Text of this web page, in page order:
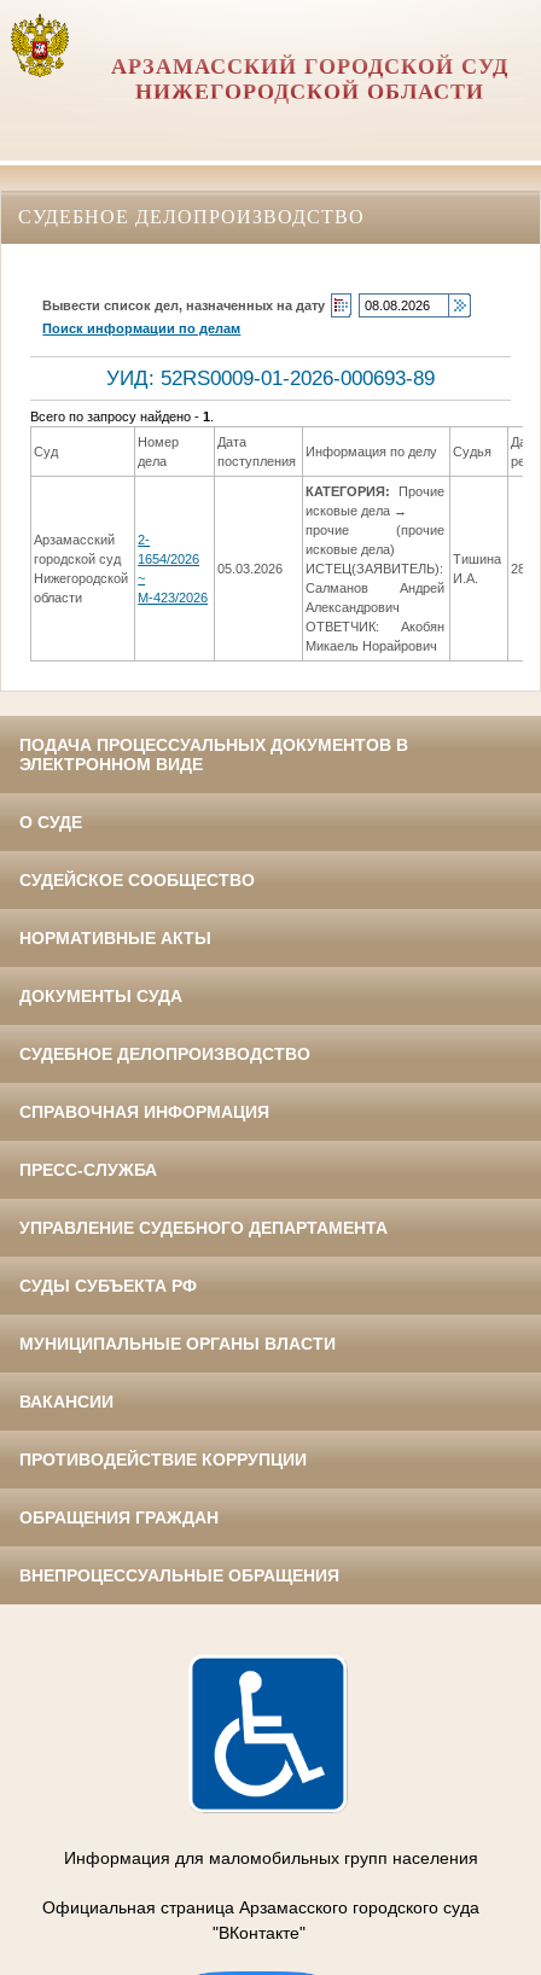
АРЗАМАССКИЙ ГОРОДСКОЙ СУД
НИЖЕГОРОДСКОЙ ОБЛАСТИ
СУДЕБНОЕ ДЕЛОПРОИЗВОДСТВО
Вывести список дел, назначенных на дату
Поиск информации по делам
УИД: 52RS0009-01-2026-000693-89
Всего по запросу найдено -1
Суд
Номер
дела
Дата
поступления
Информация по делу Судья
Дата
Арзамасский
городской суд
Нижегородской
области
2-
1654/2026
~
М-423/2026
05.03.2026
КАТЕГОРИЯ:
Прочие
исковые дела →
прочие (прочие
исковые дела)
ИСТЕЦ(ЗАЯВИТЕЛЬ):
Салманов Андрей
Александрович
ОТВЕТЧИК: Акобян
Микаель Норайрович
Тишина
И.А.
ПОДАЧА ПРОЦЕССУАЛЬНЫХ ДОКУМЕНТОВ В
ЭЛЕКТРОННОМ ВИДЕ
О СУДЕ
СУДЕЙСКОЕ СООБЩЕСТВО
НОРМАТИВНЫЕ АКТЫ
ДОКУМЕНТЫ СУДА
СУДЕБНОЕ ДЕЛОПРОИЗВОДСТВО
СПРАВОЧНАЯ ИНФОРМАЦИЯ
ПРЕСС-СЛУЖБА
УПРАВЛЕНИЕ СУДЕБНОГО ДЕПАРТАМЕНТА
СУДЫ СУБЪЕКТА РФ
МУНИЦИПАЛЬНЫЕ ОРГАНЫ ВЛАСТИ
ВАКАНСИИ
ПРОТИВОДЕЙСТВИЕ КОРРУПЦИИ
ОБРАЩЕНИЯ ГРАЖДАН
ВНЕПРОЦЕССУАЛЬНЫЕ ОБРАЩЕНИЯ
Информация для маломобильных групп населения
Официальная страница Арзамасского городского суда
"ВКонтакте"